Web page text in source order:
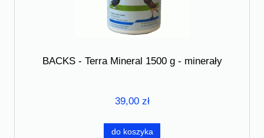
BACKS - Terra Mineral 1500 g - minerały
39,00 zł
do koszyka